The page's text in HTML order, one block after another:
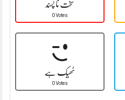
سخت نا پسند
0 Votes
ٹھیک ہے
0 Votes